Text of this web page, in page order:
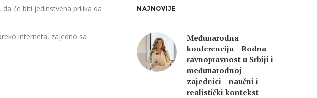
će biti jedinstvena prilika da
interneta, zajedno sa
NAJNOVIJE
Međunarodna
konferencija – Rodna
ravnopravnost u Srbiji i
međunarodnoj
zajednici – naučni i
realistički kontekst